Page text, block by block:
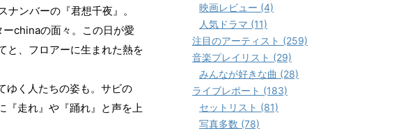
ンバーの『君想千夜』。
ーchinaの面々。この日が愛
と、フロアーに生まれた熱を
ゆく人たちの姿も。サビの
『走れ』や『踊れ』と声を上
映画レビュー (4)
人気ドラマ (11)
注目のアーティスト (259)
音楽プレイリスト (29)
みんなが好きな曲 (28)
ライブレポート (183)
セットリスト (81)
写真多数 (78)